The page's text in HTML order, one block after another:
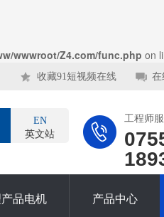
wwwroot/Z4.com/func.php on
收藏91短视频在线 在
工程师
EN
英文站
品电机 产品中心